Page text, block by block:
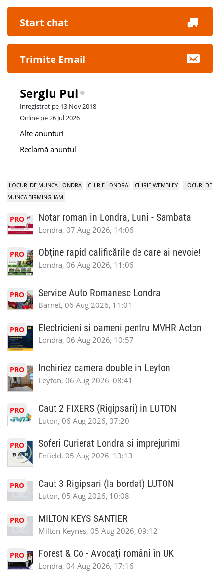
Start chat
Trimite Email
Sergiu Pui
Inregistrat pe 13 Nov 2018
Online pe 26 Jul 2026
Alte anunturi
Reclamă anuntul
LOCURI DE MUNCA LONDRA CHIRIE LONDRA CHIRIE WEMBLEY
LOCURI DE
MUNCA BIRMINGHAM
PRO Notar roman in Londra, Luni - Sambata
Londra, 07 Aug 2026, 14:06
PRO Obține rapid calificările de care ai nevoie!
Londra, 06 Aug 2026, 11:06
PRO Service Auto Romanesc Londra
Barnet, 06 Aug 2026, 11:01
PRO Electricieni si oameni pentru MVHR Acton
Londra, 06 Aug 2026, 10:57
PRO Inchiriez camera double in Leyton
Leyton, 06 Aug 2026, 08:41
PRO Caut 2 FIXERS (Rigipsari) in LUTON
Luton, 06 Aug 2026, 07:20
PRO Soferi Curierat Londra si imprejurimi
Enfield, 05 Aug 2026, 13:13
PRO Caut 3 Rigipsari (la bordat) LUTON
Luton, 05 Aug 2026, 10:08
PRO MILTON KEYS SANTIER
Milton Keynes, 05 Aug 2026, 09:12
PRO Forest & Co - Avocați români în UK
Londra, 04 Aug 2026, 17:16